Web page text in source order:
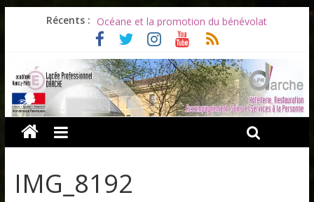
Récents :
Les ULiS en haut du podium
Océane et la promotion du bénévolat
Bonnes vacances à tous !
Infos rentrée septembre 2026
Soirée d’adieux au Lycée Darche
IMG_8192